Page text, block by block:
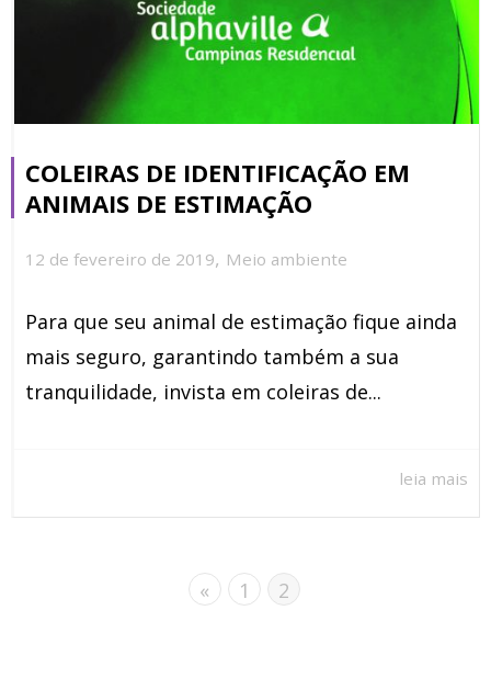
COLEIRAS DE IDENTIFICAÇÃO EM
ANIMAIS DE ESTIMAÇÃO
12 de fevereiro de 2019, Meio ambiente
Para que seu animal de estimação fique ainda
mais seguro, garantindo também a sua
tranquilidade, invista em coleiras de...
leia mais
« 1 2